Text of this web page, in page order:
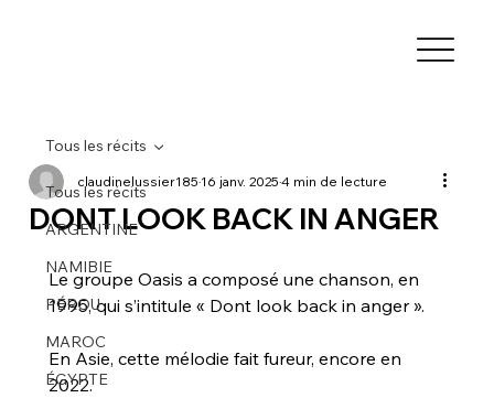
Tous les récits
ARGENTINE
NAMIBIE
PÉROU
MAROC
ÉGYPTE
Tous les récits
DONT LOOK BACK IN ANGER
claudinelussier18516 janv. 20254 min de lecture
Le groupe Oasis a composé une chanson, en
1995, qui s’intitule « Dont look back in anger ».
En Asie, cette mélodie fait fureur, encore en
2022.